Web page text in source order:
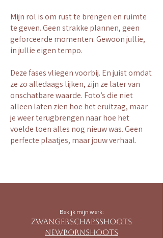
Mijn rol is om rust te brengen en ruimte
te geven. Geen strakke plannen, geen
geforceerde momenten. Gewoon jullie,
in jullie eigen tempo.
Deze fases vliegen voorbij. En juist omdat
ze zo alledaags lijken, zijn ze later van
onschatbare waarde. Foto’s die niet
alleen laten zien hoe het eruitzag, maar
je weer terugbrengen naar hoe het
voelde toen alles nog nieuw was. Geen
perfecte plaatjes, maar jouw verhaal.
Bekijk mijn werk:
Zwangerschapsshoots
NewbornSHOOTS